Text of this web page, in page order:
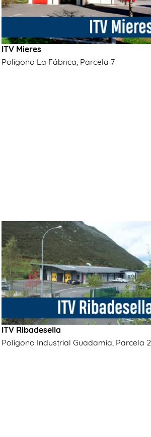
ITV Mieres
Polígono La Fábrica, Parcela 7
ITV Ribadesella
Polígono Industrial Guadamia, Parcela 2